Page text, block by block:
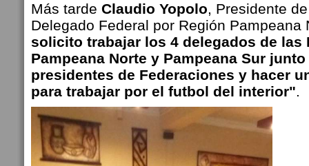
Más tarde Claudio Yopolo, Presidente
Delegado Federal por Región
solicito trabajar los 4 delegados de las
Pampeana Norte y Pampeana Sur
presidentes de Federaciones y hacer
para trabajar por el futbol del interior".